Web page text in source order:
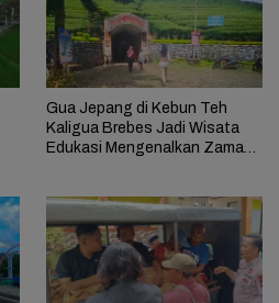
Gua Jepang di Kebun Teh
Kaligua Brebes Jadi Wisata
Edukasi Mengenalkan Zaman